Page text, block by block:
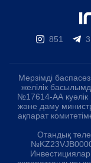
851
Мерзімді
желілік
№17614-АА куәлік
және даму
ақпарат
Отандық